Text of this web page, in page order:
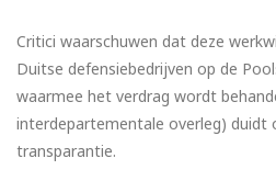
Critici waarschuwen dat deze
Duitse defensiebedrijven op de
waarmee het verdrag wordt
interdepartementale overleg) duidt
transparantie.